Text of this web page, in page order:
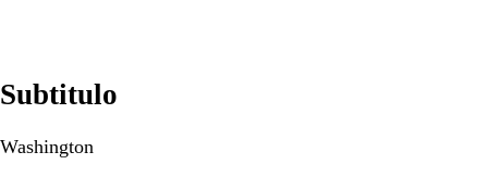
Subtitulo
Washington